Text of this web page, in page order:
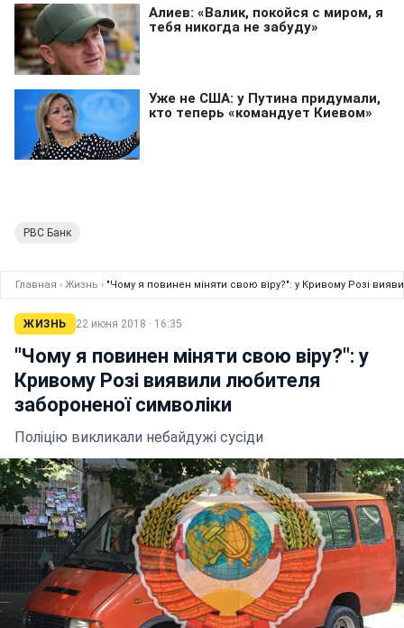
РВС Банк
Главная › Жизнь › "Чому я повинен міняти свою віру?": у Кривому Розі
ЖИЗНЬ 22 июня 2018 · 16:35
"Чому я повинен міняти свою віру?": у
Кривому Розі виявили любителя
забороненої символіки
Поліцію викликали небайдужі сусіди